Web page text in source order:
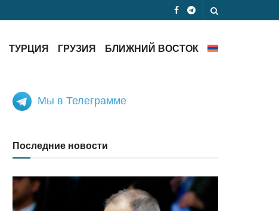
ТУРЦИЯ ГРУЗИЯ БЛИЖНИЙ ВОСТОК
Мы в Телеграмме
Последние новости